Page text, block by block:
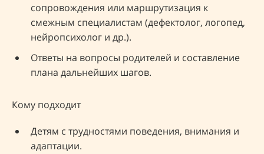
сопровождения или маршрутизация к
смежным специалистам (дефектолог, логопед,
нейропсихолог и др.).
Ответы на вопросы родителей и составление
плана дальнейших шагов.
Кому подходит
Детям с трудностями поведения, внимания и
адаптации.